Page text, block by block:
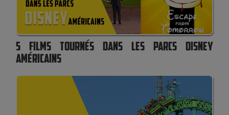
5 FILMS TOURNÉS DANS LES PARCS DISNEY
AMÉRICAINS